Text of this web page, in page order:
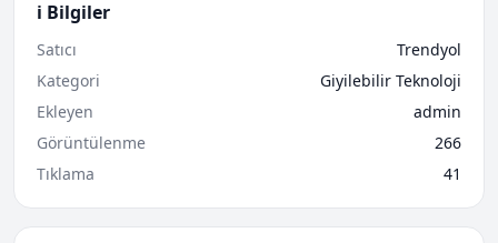
ℹ️ Bilgiler
Satıcı
Trendyol
Kategori
Giyilebilir Teknoloji
Ekleyen
admin
Görüntülenme
266
Tıklama
41